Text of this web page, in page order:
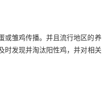
或雏鸡传播。并且流行地区的养
时发现并淘汰阳性鸡，并对相关